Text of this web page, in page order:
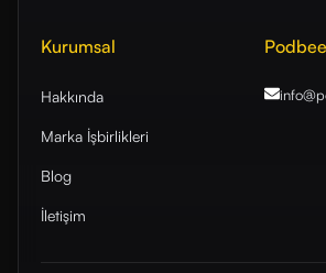
Kurumsal
Hakkında
Marka İşbirlikleri
Blog
İletişim